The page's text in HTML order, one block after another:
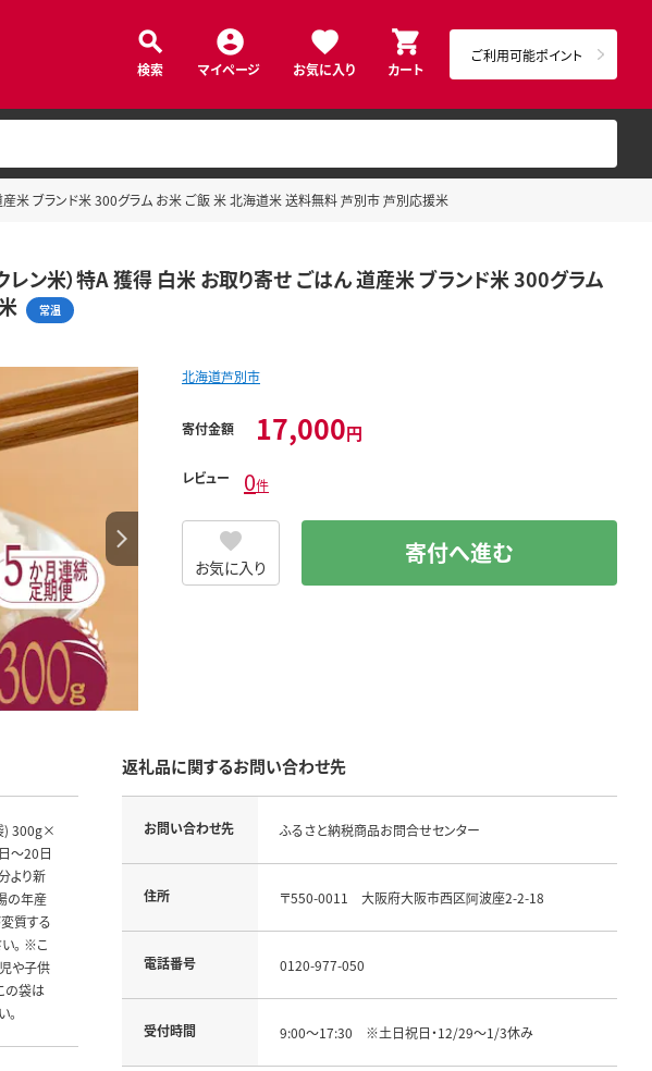
検索 マイページ お気に入り カート
ご利用可能ポイント
米 ブランド米 300グラム お米 ご飯 米 北海道米 送料無料 芦別市 芦別応援米
ン米）特A 獲得 白米 お取り寄せ ごはん 道産米 ブランド米 300グラム
常温
北海道芦別市
寄付金額 17,000円
レビュー 0件
お気に入り 寄付へ進む
) 300g×
～20日
より新
の年産
質する
。 ※こ
や子供
の袋は
返礼品に関するお問い合わせ先
お問い合わせ先 ふるさと納税商品お問合せセンター
住所 〒550-0011 大阪府大阪市西区阿波座2-2-18
電話番号 0120-977-050
受付時間 9:00～17:30 ※土日祝日・12/29～1/3休み